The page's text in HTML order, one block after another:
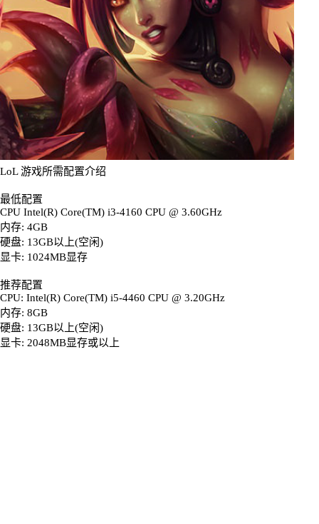
LoL 游戏所需配置介绍
最低配置
CPU Intel(R) Core(TM) i3-4160 CPU @ 3.60GHz
内存: 4GB
硬盘: 13GB以上(空闲)
显卡: 1024MB显存
推荐配置
CPU: Intel(R) Core(TM) i5-4460 CPU @ 3.20GHz
内存: 8GB
硬盘: 13GB以上(空闲)
显卡: 2048MB显存或以上